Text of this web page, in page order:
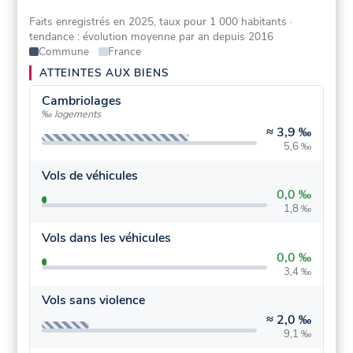
Faits enregistrés en 2025, taux pour 1 000 habitants ·
tendance : évolution moyenne par an depuis 2016
Commune
France
ATTEINTES AUX BIENS
Cambriolages
‰ logements
≈ 3,9 ‰
5,6 ‰
Vols de véhicules
0,0 ‰
1,8 ‰
Vols dans les véhicules
0,0 ‰
3,4 ‰
Vols sans violence
≈ 2,0 ‰
9,1 ‰